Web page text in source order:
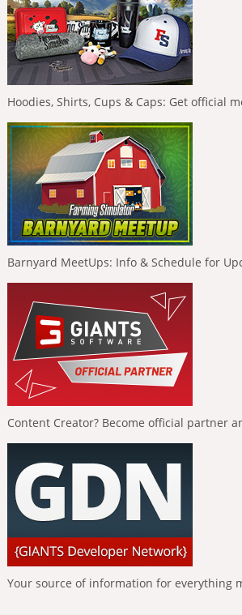
Hoodies, Shirts, Cups & Caps: Get official
Barnyard MeetUps: Info & Schedule for
Content Creator? Become official partner
Your source of information for everything